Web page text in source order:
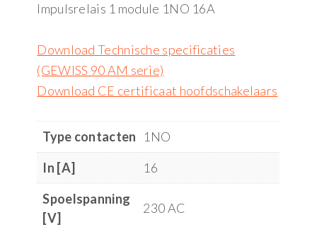
Impulsrelais 1 module 1NO 16A
Download Technische specificaties
(GEWISS 90 AM serie)
Download CE certificaat hoofdschakelaars
Type contacten 1NO
In [A]
16
Spoelspanning
[V]
230 AC